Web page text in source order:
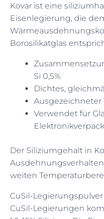
Kovar ist eine
Eisenlegierung, die
Borosilikatglas
Si 0,5%
Dichtes,
Ausgezeichneter
Verwendet für
Der Siliziumgehalt in
weiten
CuSil-Legierungspulver
CuSil-Legierungen